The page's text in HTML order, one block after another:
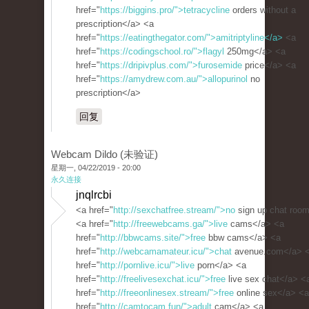
href=" https://biggins.pro/">tetracycline orders without a
prescription</a> <a
href=" https://eatingthegator.com/">amitriptyline</a> <a
href=" https://codingschool.ro/">flagyl 250mg</a> <a
href=" https://dripivplus.com/">furosemide price</a> <a
href=" https://amydrew.com.au/">allopurinol no
prescription</a>
回复
Webcam Dildo (未验证)
星期一, 04/22/2019 - 20:00
永久连接
jnqlrcbi
<a href=" http://sexchatfree.stream/">no sign up chat
<a href=" http://freewebcams.ga/">live cams</a> <a
href=" http://bbwcams.site/">free bbw cams</a> <a
href=" http://webcamamateur.icu/">chat avenue.com</a>
href=" http://pornlive.icu/">live porn</a> <a
href=" http://freelivesexchat.icu/">free live sex chat</a>
href=" http://freeonlinesex.stream/">free online sex</a> <a
href=" http://camtocam.fun/">adult cam</a> <a